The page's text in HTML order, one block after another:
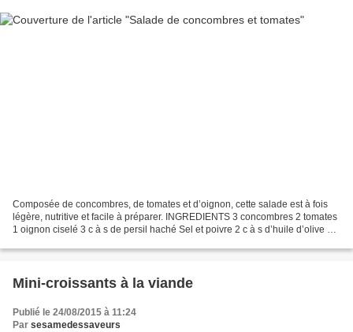
Composée de concombres, de tomates et d’oignon, cette salade est à fois
légère, nutritive et facile à préparer. INGREDIENTS 3 concombres 2 tomates
1 oignon ciselé 3 c à s de persil haché Sel et poivre 2 c à s d’huile d’olive 3 c
Mini-croissants à la viande
Publié le 24/08/2015 à 11:24
Par sesamedessaveurs